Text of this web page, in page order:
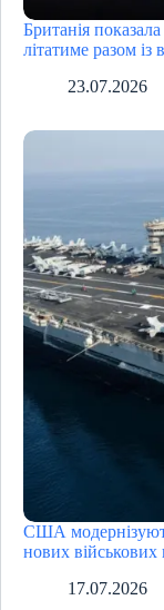
Британія
літатиме разом
23.07.2026
США
нових військових
17.07.2026